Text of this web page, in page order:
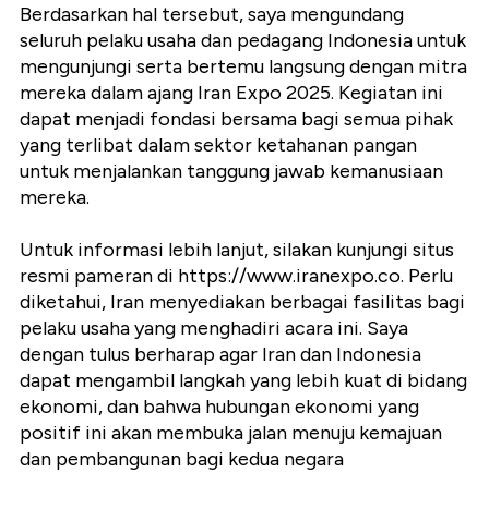
Berdasarkan hal tersebut, saya mengundang
seluruh pelaku usaha dan pedagang Indonesia untuk
mengunjungi serta bertemu langsung dengan mitra
mereka dalam ajang Iran Expo 2025. Kegiatan ini
dapat menjadi fondasi bersama bagi semua pihak
yang terlibat dalam sektor ketahanan pangan
untuk menjalankan tanggung jawab kemanusiaan
mereka.
Untuk informasi lebih lanjut, silakan kunjungi situs
resmi pameran di https://www.iranexpo.co. Perlu
diketahui, Iran menyediakan berbagai fasilitas bagi
pelaku usaha yang menghadiri acara ini. Saya
dengan tulus berharap agar Iran dan Indonesia
dapat mengambil langkah yang lebih kuat di bidang
ekonomi, dan bahwa hubungan ekonomi yang
positif ini akan membuka jalan menuju kemajuan
dan pembangunan bagi kedua negara